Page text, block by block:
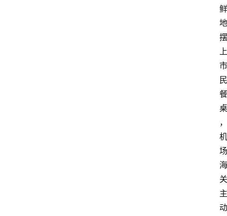
鲜
地
摆
上
市
民
餐
桌
，
机
场
海
关
主
动